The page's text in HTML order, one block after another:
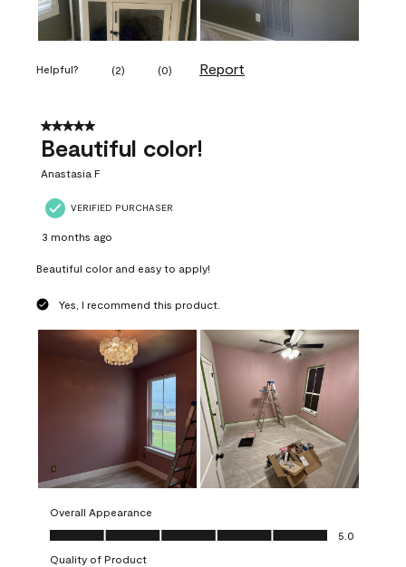
Helpful? (2) (0) Report
5 out of 5 stars.
Beautiful color!
Anastasia F
VERIFIED PURCHASER
3 months ago
Beautiful color and easy to apply!
Yes, I recommend this product.
Overall Appearance
Overall Appearance, 5.0 out of 5
5.0
Quality of Product